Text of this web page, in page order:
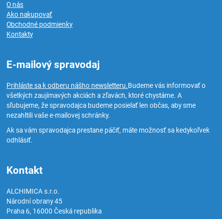
O nás
Ako nakupovať
Obchodné podmienky
Kontakty
E-mailový spravodaj
Prihláste sa k odberu nášho newsletteru.Budeme vás informovať o
všetkých zaujímavých akciách a zľavách, ktoré chystáme. A
sľubujeme, že spravodajca budeme posielať len občas, aby sme
nezahltili vaše e-mailovej schránky.
Ak sa vám spravodajca prestane páčiť, máte možnosť sa kedykoľvek
odhlásiť.
Kontakt
ALCHIMICA s.r.o.
Národní obrany 45
Praha 6, 16000Česká republika